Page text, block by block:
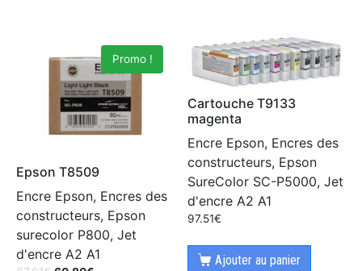
Promo !
Epson T8509
Encre Epson, Encres des
constructeurs, Epson
surecolor P800, Jet
d'encre A2 A1
Cartouche T9133
magenta
Encre Epson, Encres des
constructeurs, Epson
SureColor SC-P5000, Jet
d'encre A2 A1
97.51€
Ajouter au panier